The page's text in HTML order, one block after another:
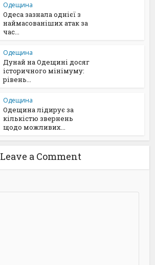
Одещина
Одеса зазнала однієї з
наймасованіших атак за
час...
Одещина
Дунай на Одещині досяг
історичного мінімуму:
рівень...
Одещина
Одещина лідирує за
кількістю звернень
щодо можливих...
Leave a Comment